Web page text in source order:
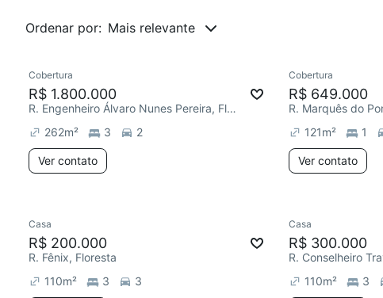
Ordenar por: Mais relevante
Redecorar
Cobertura
R$ 1.800.000
R. Engenheiro Álvaro Nunes Pereira, Floresta
262m² 3 2
Ver contato
Redecorar
Cobertura
R$ 649.000
R. Marquês do
121m² 1
Ver contato
Casa
R$ 200.000
R. Fênix, Floresta
110m² 3 3
Casa
R$ 300.000
R. Conselheiro
110m² 3